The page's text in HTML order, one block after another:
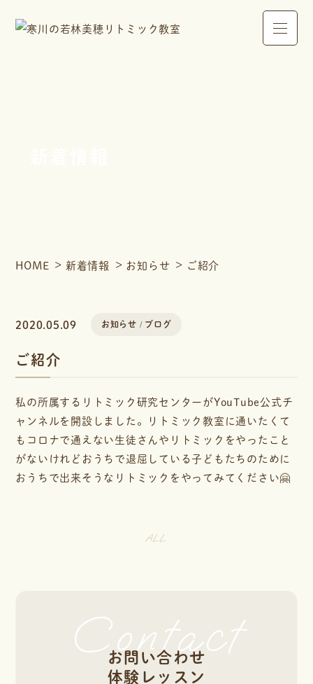
HOME 新着情報 お知らせ ご紹介
2020.05.09 お知らせ ブログ
ご紹介
私の所属するリトミック研究センターがYouTube公式チ
ャンネルを開設しました。リトミック教室に通いたくて
もコロナで通えない生徒さんやリトミックをやったこと
がないけれどおうちで退屈している子どもたちのために
おうちで出来そうなリトミックをやってみてください🤗
ALL
Contact
お問い合わせ
体験レッスン